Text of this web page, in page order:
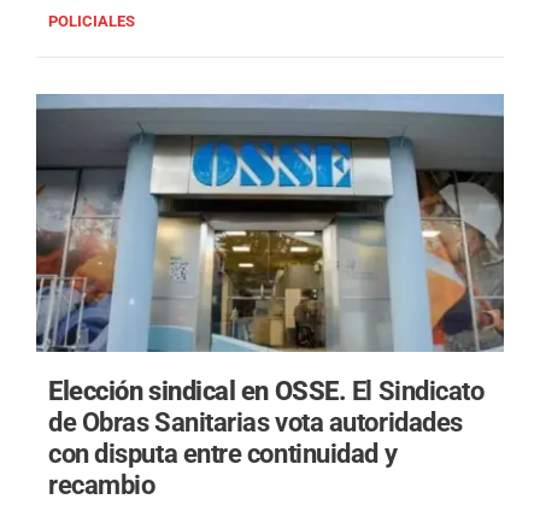
POLICIALES
Elección sindical en OSSE. El Sindicato
de Obras Sanitarias vota autoridades
con disputa entre continuidad y
recambio